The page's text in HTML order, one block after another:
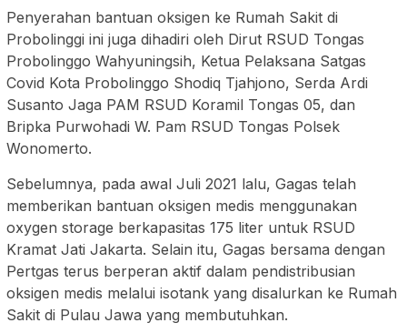
Penyerahan bantuan oksigen ke Rumah Sakit di
Probolinggi ini juga dihadiri oleh Dirut RSUD Tongas
Probolinggo Wahyuningsih, Ketua Pelaksana Satgas
Covid Kota Probolinggo Shodiq Tjahjono, Serda Ardi
Susanto Jaga PAM RSUD Koramil Tongas 05, dan
Bripka Purwohadi W. Pam RSUD Tongas Polsek
Wonomerto.
Sebelumnya, pada awal Juli 2021 lalu, Gagas telah
memberikan bantuan oksigen medis menggunakan
oxygen storage berkapasitas 175 liter untuk RSUD
Kramat Jati Jakarta. Selain itu, Gagas bersama dengan
Pertgas terus berperan aktif dalam pendistribusian
oksigen medis melalui isotank yang disalurkan ke Rumah
Sakit di Pulau Jawa yang membutuhkan.